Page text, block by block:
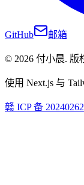
GitHub 邮箱
© 2026 付小晨. 版
使用 Next.js 与
赣 ICP 备